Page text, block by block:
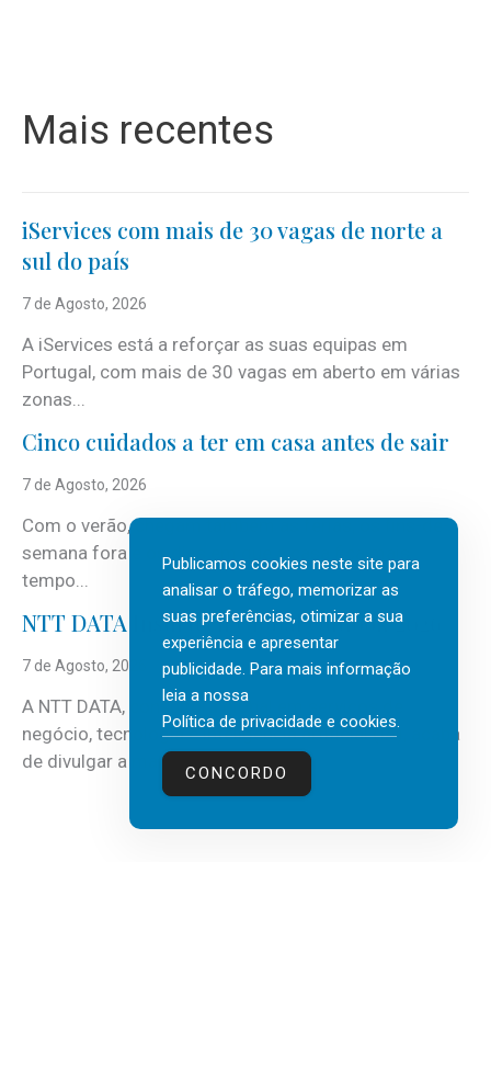
Mais recentes
iServices com mais de 30 vagas de norte a
sul do país
7 de Agosto, 2026
A iServices está a reforçar as suas equipas em
Portugal, com mais de 30 vagas em aberto em várias
zonas...
Cinco cuidados a ter em casa antes de sair
7 de Agosto, 2026
Com o verão, chegam também as férias, os fins-de-
semana fora e os dias em que a casa fica mais
tempo...
NTT DATA Insurtech Global Outlook 2026
7 de Agosto, 2026
A NTT DATA, consultora global em serviços de
negócio, tecnologia e inteligência artificial (IA), acaba
de divulgar a mais recente...
Publicamos cookies neste site para
analisar o tráfego, memorizar as
suas preferências, otimizar a sua
experiência e apresentar
publicidade. Para mais informação
leia a nossa
Política de privacidade e cookies.
CONCORDO